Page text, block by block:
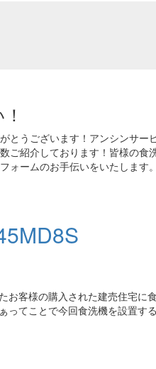
とうございます！アンシンサー
ご紹介しております！皆様の食
ォームのお手伝いをいたします
お客様の購入された建売住宅に
ってことで今回食洗機を設置す